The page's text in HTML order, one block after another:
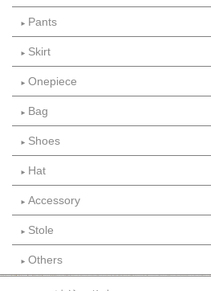
► Pants
► Skirt
► Onepiece
► Bag
► Shoes
► Hat
► Accessory
► Stole
► Others